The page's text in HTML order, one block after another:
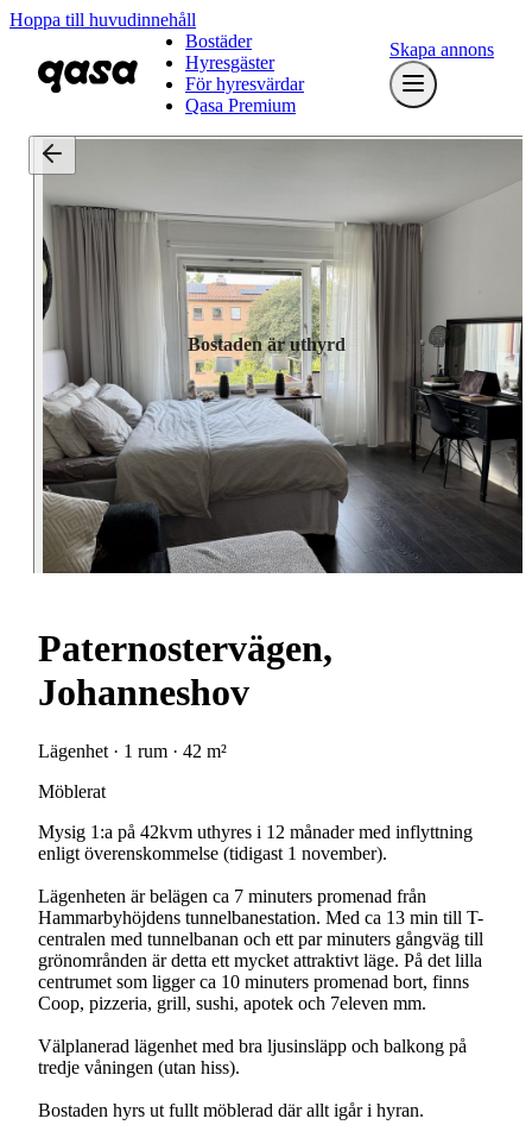
Hoppa till huvudinnehåll
Bostäder
Hyresgäster
För hyresvärdar
Qasa Premium
Skapa annons
Bostaden är uthyrd
Paternostervägen,
Johanneshov
Lägenhet · 1 rum · 42 m²
Möblerat
Mysig 1:a på 42kvm uthyres i 12 månader med inflyttning
enligt överenskommelse (tidigast 1 november).
Lägenheten är belägen ca 7 minuters promenad från
Hammarbyhöjdens tunnelbanestation. Med ca 13 min till T-
centralen med tunnelbanan och ett par minuters gångväg till
grönområnden är detta ett mycket attraktivt läge. På det lilla
centrumet som ligger ca 10 minuters promenad bort, finns
Coop, pizzeria, grill, sushi, apotek och 7eleven mm.
Välplanerad lägenhet med bra ljusinsläpp och balkong på
tredje våningen (utan hiss).
Bostaden hyrs ut fullt möblerad där allt igår i hyran.